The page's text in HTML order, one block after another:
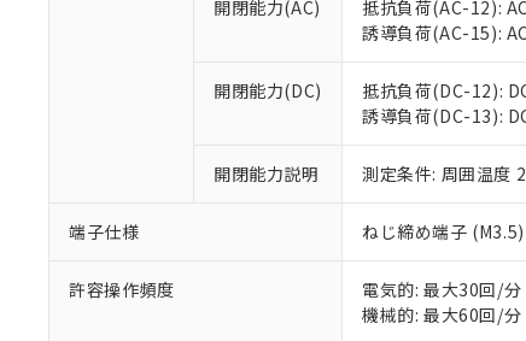
開閉能力(AC)
抵抗負荷(AC-12):
誘導負荷(AC-15):
開閉能力(DC)
抵抗負荷(DC-12):
誘導負荷(DC-13):
開閉能力説明 測定条件: 周囲温
端子仕様 ねじ締め端子 (M3.5)
許容操作頻度
電気的: 最大30回/分
機械的: 最大60回/分
オムロン
在庫状況
マイパーツ
ている必要
お客様が当
が、当社の
さい。
※当社の共
いる法人を
部品在庫の切り
※3 非含有証
下記の非含有証
51物質の非含有
※本証明書は発
また、RoHS指
※2 環境保護
「ｅ」：有害物
「10」：通常の
味します。
また当社
たしません。
－
在庫な
機器
空
白
受注生